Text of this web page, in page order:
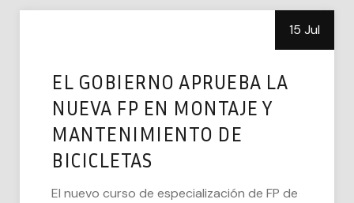
15 Jul
EL GOBIERNO APRUEBA LA
NUEVA FP EN MONTAJE Y
MANTENIMIENTO DE
BICICLETAS
El nuevo curso de especialización de FP de